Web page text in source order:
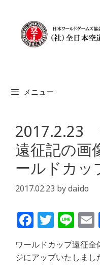
メニュー
2017.2.23
遠征記の画
ールドカッ
2017.02.23 bydaido
F
a
c
e
T
itt
Li
n
e
l
ワールドカップ遠征
ジにアップいたしまし